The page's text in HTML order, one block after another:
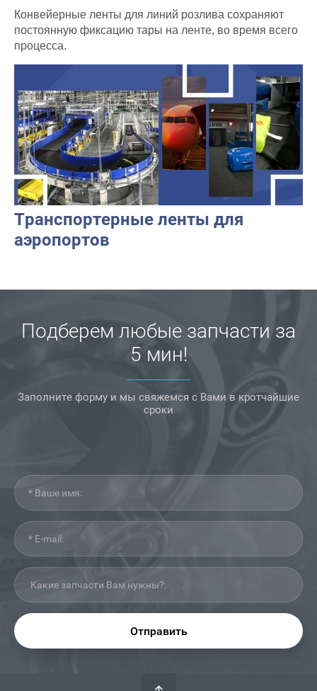
Конвейерные ленты для линий розлива сохраняют
постоянную фиксацию тары на ленте, во время всего
процесса.
Транспортерные ленты для
аэропортов
Подберем любые запчасти за
5 мин!
Заполните форму и мы свяжемся с Вами в кротчайшие
сроки
Отправить